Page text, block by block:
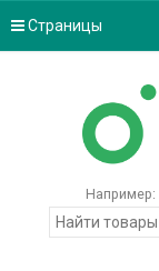
Страницы
Например: